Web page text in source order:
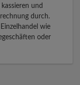
und
durch.
wie
oder